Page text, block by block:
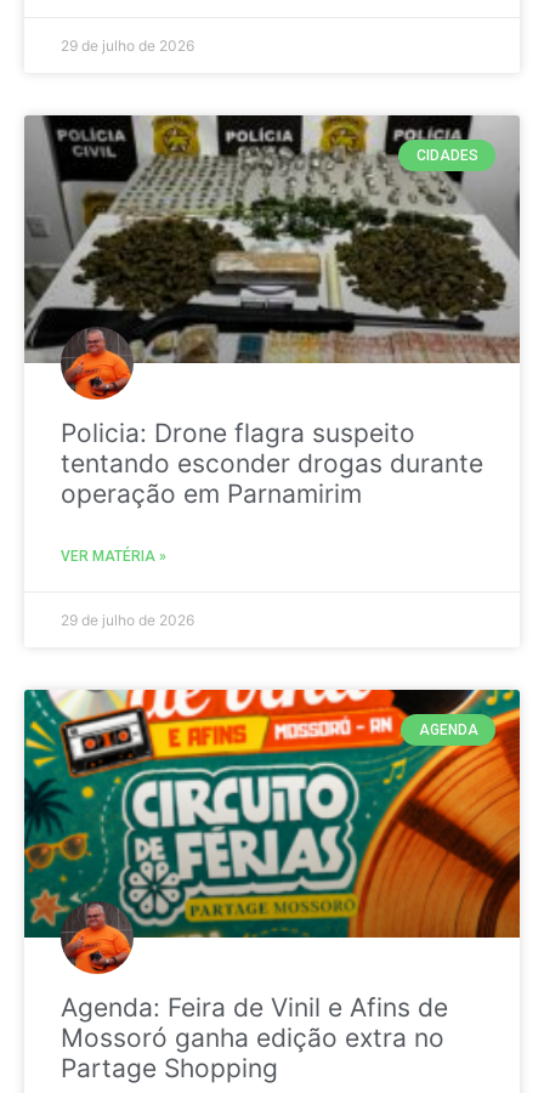
29 de julho de 2026
CIDADES
Policia: Drone flagra suspeito
tentando esconder drogas durante
operação em Parnamirim
VER MATÉRIA »
29 de julho de 2026
AGENDA
Agenda: Feira de Vinil e Afins de
Mossoró ganha edição extra no
Partage Shopping